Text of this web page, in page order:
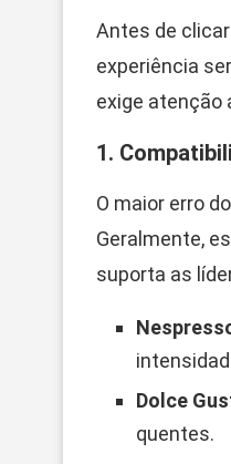
Antes de
experiência
exige atenção
1.
O maior erro
Geralmente,
suporta as
Dolce
quentes.